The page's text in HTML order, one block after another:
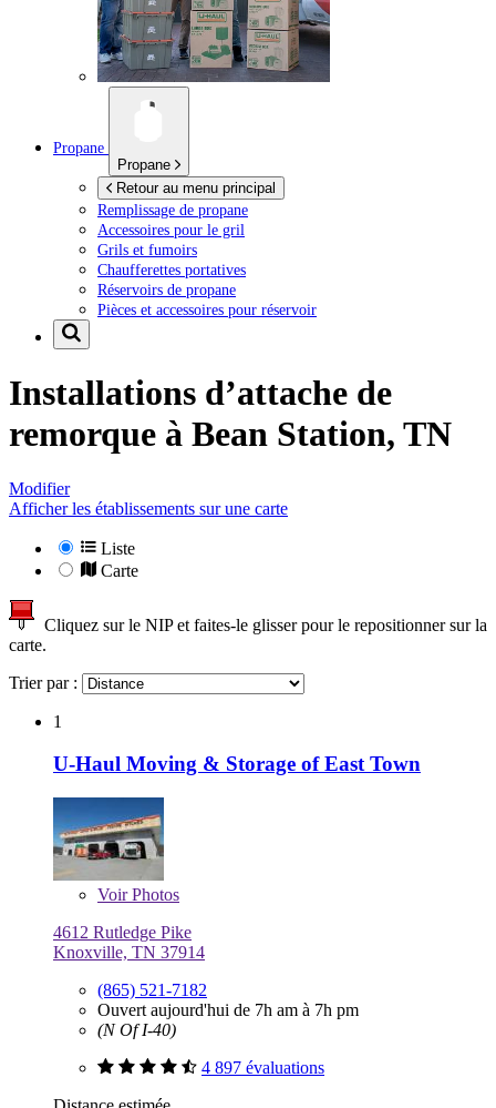
Propane
Propane
Retour au menu principal
Remplissage de propane
Accessoires pour le gril
Grils et fumoirs
Chaufferettes portatives
Réservoirs de propane
Pièces et accessoires pour réservoir
Installations d’attache de
remorque à Bean Station, TN
Modifier
Afficher les établissements sur une carte
Liste
Carte
Cliquez sur le NIP et faites-le glisser pour le repositionner sur la
carte.
Trier par :
1
U-Haul Moving & Storage of East Town
VoirPhotos
4612 Rutledge Pike
Knoxville, TN 37914
(865) 521-7182
Ouvert aujourd'hui de 7h am à 7h pm
(N Of I-40)
4 897 évaluations